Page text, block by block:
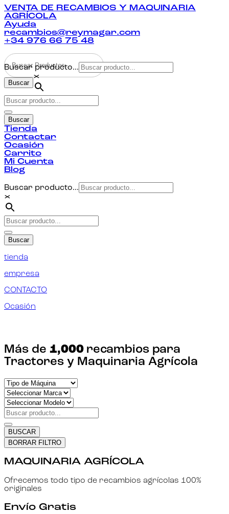
VENTA DE RECAMBIOS Y MAQUINARIA
AGRÍCOLA
Ayuda
recambios@reymagar.com
+34 976 66 75 48
Buscar
Buscar producto...
×
Buscar
Tienda
Contactar
Ocasión
Carrito
Mi Cuenta
Blog
Buscar producto...
×
Buscar
tienda
empresa
CONTACTO
Ocasión
Más de 1,000 recambios para
Tractores y Maquinaria Agrícola
BUSCAR
BORRAR FILTRO
MAQUINARIA AGRÍCOLA
Ofrecemos todo tipo de recambios agrícolas 100%
originales
Envío Gratis